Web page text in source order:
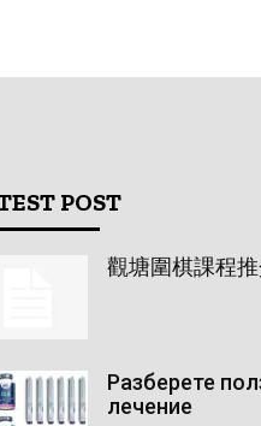
POST
觀塘圍棋課程
Разберете
лечение